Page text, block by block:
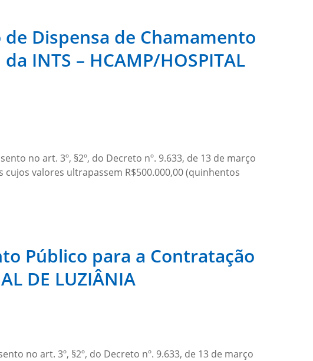
de Dispensa de Chamamento
INTS – HCAMP/HOSPITAL
no art. 3º, §2º, do Decreto nº. 9.633, de 13 de março
valores ultrapassem R$500.000,00 (quinhentos
Público para a Contratação
DE LUZIÂNIA
no art. 3º, §2º, do Decreto nº. 9.633, de 13 de março